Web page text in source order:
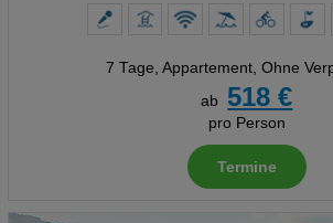
7 Tage, Appartement, Ohne
ab
518 €
pro Person
Termine